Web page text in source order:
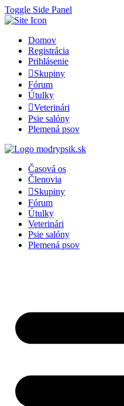
Toggle Side Panel
Domov
Registrácia
Prihlásenie
Skupiny
Fórum
Útulky
Veterinári
Psie salóny
Plemená psov
Časová os
Členovia
Skupiny
Fórum
Útulky
Veterinári
Psie salóny
Plemená psov